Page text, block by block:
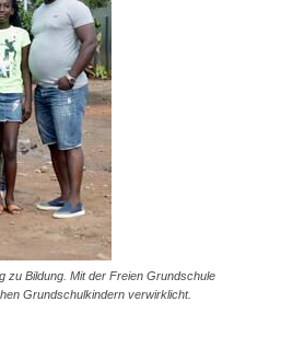
zu Bildung. Mit der Freien Grundschule
Grundschulkindern verwirklicht.